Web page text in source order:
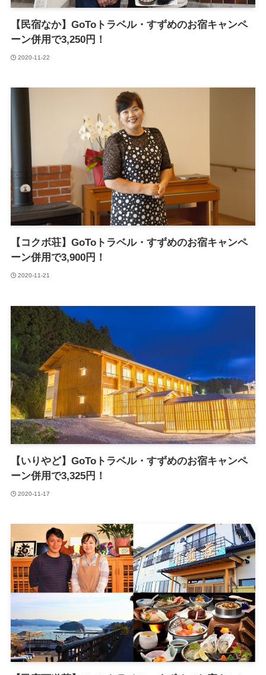
【民宿なか】GoToトラベル・すずめのお宿キャンペ
ーン併用で3,250円！
2020-11-22
【コクボ荘】GoToトラベル・すずめのお宿キャンペ
ーン併用で3,900円！
2020-11-21
【いりやど】GoToトラベル・すずめのお宿キャンペ
ーン併用で3,325円！
2020-11-17